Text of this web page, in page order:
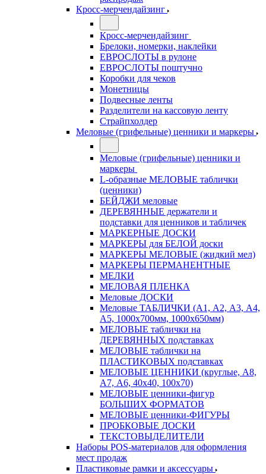
Кросс-мерчендайзинг
Кросс-мерчендайзинг
Брелоки, номерки, наклейки
ЕВРОСЛОТЫ в рулоне
ЕВРОСЛОТЫ поштучно
Коробки для чеков
Монетницы
Подвесные ленты
Разделители на кассовую ленту
Страйпхолдер
Меловые (грифельные) ценники и маркеры
Меловые (грифельные) ценники и
маркеры
L-образные МЕЛОВЫЕ таблички
(ценники)
БЕЙДЖИ меловые
ДЕРЕВЯННЫЕ держатели и
подставки для ценников и табличек
МАРКЕРНЫЕ ДОСКИ
МАРКЕРЫ для БЕЛОЙ доски
МАРКЕРЫ МЕЛОВЫЕ (жидкий мел)
МАРКЕРЫ ПЕРМАНЕНТНЫЕ
МЕЛКИ
МЕЛОВАЯ ПЛЕНКА
Меловые ДОСКИ
Меловые ТАБЛИЧКИ (А1, А2, А3, А4,
А5, 1000х700мм, 1000х650мм)
МЕЛОВЫЕ таблички на
ДЕРЕВЯННЫХ подставках
МЕЛОВЫЕ таблички на
ПЛАСТИКОВЫХ подставках
МЕЛОВЫЕ ЦЕННИКИ (круглые, А8,
А7, А6, 40х40, 100х70)
МЕЛОВЫЕ ценники-фигур
БОЛЬШИХ ФОРМАТОВ
МЕЛОВЫЕ ценники-ФИГУРЫ
ПРОБКОВЫЕ ДОСКИ
ТЕКСТОВЫДЕЛИТЕЛИ
Наборы POS-материалов для оформления
мест продаж
Пластиковые рамки и аксессуары